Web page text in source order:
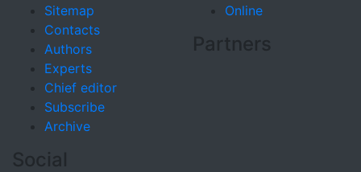
Sitemap
Contacts
Authors
Experts
Chief editor
Subscribe
Archive
Online
Partners
Social